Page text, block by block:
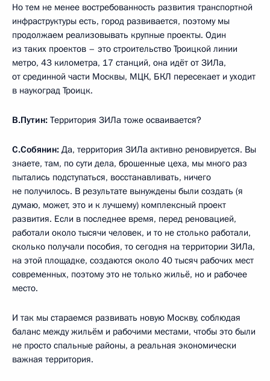
Но тем не менее востребованность развития транспортной
инфраструктуры есть, город развивается, поэтому мы
продолжаем реализовывать крупные проекты. Один
из таких проектов – это строительство Троицкой линии
метро, 43 километра, 17 станций, она идёт от ЗИЛа,
от срединной части Москвы, МЦК, БКЛ пересекает и уходит
в наукоград Троицк.
В.Путин: Территория ЗИЛа тоже осваивается?
С.Собянин: Да, территория ЗИЛа активно реновируется. Вы
знаете, там, по сути дела, брошенные цеха, мы много раз
пытались подступаться, восстанавливать, ничего
не получилось. В результате вынуждены были создать (я
думаю, может, это и к лучшему) комплексный проект
развития. Если в последнее время, перед реновацией,
работали около тысячи человек, и то не столько работали,
сколько получали пособия, то сегодня на территории ЗИЛа,
на этой площадке, создаются около 40 тысяч рабочих мест
современных, поэтому это не только жильё, но и рабочее
место.
И так мы стараемся развивать новую Москву, соблюдая
баланс между жильём и рабочими местами, чтобы это были
не просто спальные районы, а реальная экономически
важная территория.